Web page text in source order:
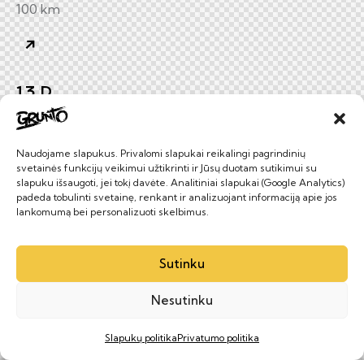
Naudojame slapukus. Privalomi slapukai reikalingi pagrindinių
svetainės funkcijų veikimui užtikrinti ir Jūsų duotam sutikimui su
slapuku išsaugoti, jei tokį davėte. Analitiniai slapukai (Google Analytics)
padeda tobulinti svetainę, renkant ir analizuojant informaciją apie jos
lankomumą bei personalizuoti skelbimus.
Sutinku
Nesutinku
Slapukų politikaPrivatumo politika
100 km
13 D.
birželio
ILGA TRASA
GRAVELIS
PIVAŠIŪNAI